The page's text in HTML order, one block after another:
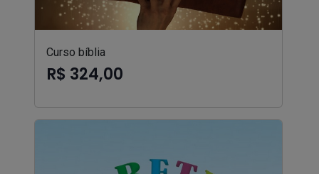
Curso bíblia
R$ 324,00